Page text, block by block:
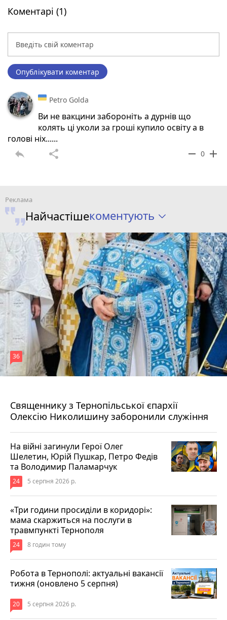
Коментарі (1)
Опублікувати коментар
Petro Golda
Ви не вакцини забороніть а дурнів що
колять ці уколи за гроші купило освіту а в
голові ніх......
reply share remove 0 add
Найчастішекоментують
Священнику з Тернопільської єпархії
Олексію Николишину заборонили служіння
36
На війні загинули Герої Олег
Шелетин, Юрій Пушкар, Петро Федів
та Володимир Паламарчук
24 5 серпня 2026 р.
«Три години просиділи в коридорі»:
мама скаржиться на послуги в
травмпункті Тернополя
24 8 годин тому
Робота в Тернополі: актуальні вакансії
тижня (оновлено 5 серпня)
20 5 серпня 2026 р.